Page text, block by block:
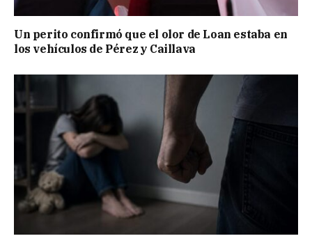
Un perito confirmó que el olor de Loan estaba en
los vehículos de Pérez y Caillava